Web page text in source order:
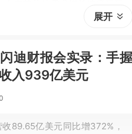
展开
迪财报会实录：手握
入939亿美元
89.65亿美元同比增372%，